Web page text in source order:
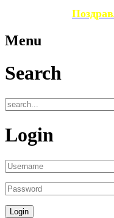
Menu
Search
Login